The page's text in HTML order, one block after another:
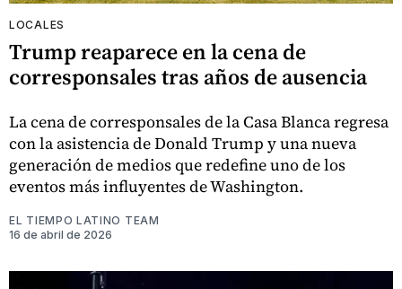
LOCALES
Trump reaparece en la cena de
corresponsales tras años de ausencia
La cena de corresponsales de la Casa Blanca regresa
con la asistencia de Donald Trump y una nueva
generación de medios que redefine uno de los
eventos más influyentes de Washington.
EL TIEMPO LATINO TEAM
16 de abril de 2026